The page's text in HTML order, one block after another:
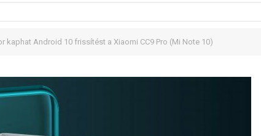
kaphat Android 10 frissítést a Xiaomi CC9 Pro (Mi Note 10)